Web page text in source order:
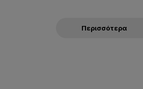
Περισσότερα